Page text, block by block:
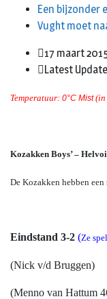
Een bijzonder
Vught moet
17 maart
Latest
Temperatuur: 0°C Mist(in
Kozakken Boys’ –
De Kozakken hebben
Eindstand 3-2 (Ze
(Nick v/d Bruggen)
(Menno van Hattum